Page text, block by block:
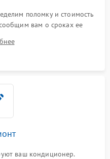
поломку и стоимость
вам о сроках ее
ваш кондиционер.